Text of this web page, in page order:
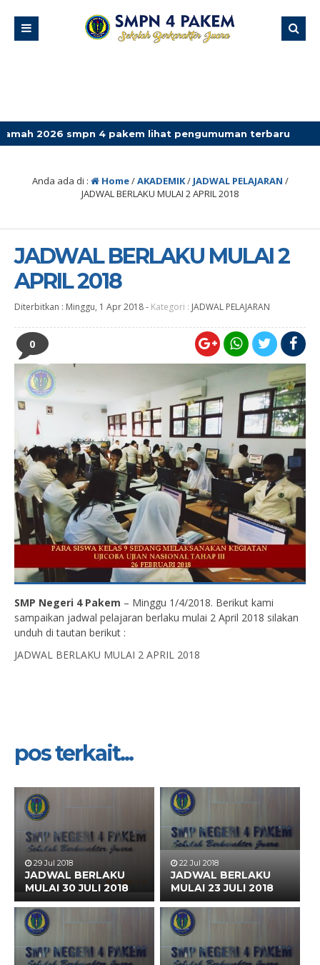
4 pakem lihat pengumuman terbaru
Anda ada di : Home/AKADEMIK/ JADWAL PELAJARAN /
JADWAL BERLAKU MULAI 2 APRIL 2018
JADWAL BERLAKU MULAI 2
APRIL 2018
Diterbitkan : Minggu, 1 Apr 2018- Kategori : JADWAL PELAJARAN
0
SMP Negeri 4 Pakem – Minggu 1/4/2018. Berikut kami
sampaikan jadwal pelajaran berlaku mulai 2 April 2018 silakan
unduh di tautan berikut :
JADWAL BERLAKU MULAI 2 APRIL 2018
pos terkait...
29 Jul 2018
JADWAL BERLAKU
MULAI 30 JULI 2018
22 Jul 2018
JADWAL BERLAKU
MULAI 23 JULI 2018